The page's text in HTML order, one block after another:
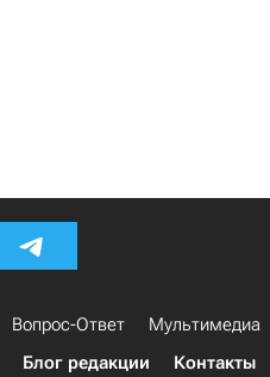
Вопрос-Ответ Мультимедиа
Блог редакции Контакты